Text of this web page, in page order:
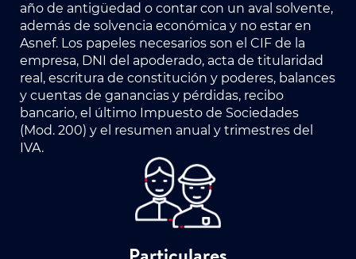
año de antigüedad o contar con un aval solvente,
además de solvencia económica y no estar en
Asnef. Los papeles necesarios son el CIF de la
empresa, DNI del apoderado, acta de titularidad
real, escritura de constitución y poderes, balances
y cuentas de ganancias y pérdidas, recibo
bancario, el último Impuesto de Sociedades
(Mod. 200) y el resumen anual y trimestres del
IVA.